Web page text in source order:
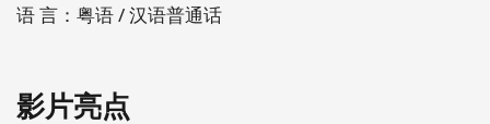
语 言：粤语 / 汉语普通话
影片亮点